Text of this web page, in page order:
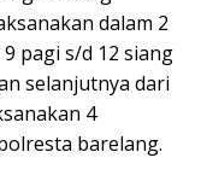
dalam 2
pagi s/d 12 siang
selanjutnya dari
4
barelang.